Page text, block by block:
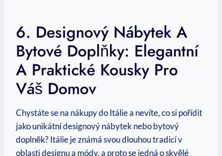
6. Designový Nábytek A
Bytové Doplňky: Elegantní
A Praktické Kousky Pro
Váš Domov
Chystáte se na nákupy do Itálie a nevíte, co si pořídit
jako unikátní designový nábytek nebo bytový
doplněk? Itálie je známá svou dlouhou tradicí v
oblasti designu a módy, a proto se jedná o skvělé